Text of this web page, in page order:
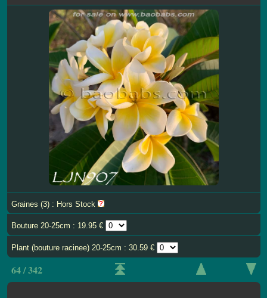
Graines (3) : Hors Stock
Bouture 20-25cm : 19.95 €
Plant (bouture racinee) 20-25cm : 30.59 €
64 / 342